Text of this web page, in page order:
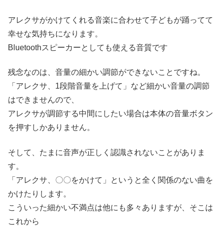
アレクサがかけてくれる音楽に合わせて子どもが踊ってて
幸せな気持ちになります。
Bluetoothスピーカーとしても使える音質です
残念なのは、音量の細かい調節ができないことですね。
「アレクサ、1段階音量を上げて」など細かい音量の調節
はできませんので、
アレクサが調節する中間にしたい場合は本体の音量ボタン
を押すしかありません。
そして、たまに音声が正しく認識されないことがありま
す。
「アレクサ、〇〇をかけて」というと全く関係のない曲を
かけたりします。
こういった細かい不満点は他にも多々ありますが、そこは
これから